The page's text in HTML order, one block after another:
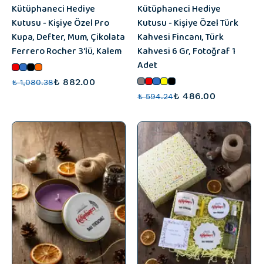
Kütüphaneci Hediye
Kutusu - Kişiye Özel Pro
Kupa, Defter, Mum, Çikolata
Ferrero Rocher 3'lü, Kalem
₺ 1,080.38₺ 882.00
Kütüphaneci Hediye
Kutusu - Kişiye Özel Türk
Kahvesi Fincanı, Türk
Kahvesi 6 Gr, Fotoğraf 1
Adet
₺ 594.24₺ 486.00